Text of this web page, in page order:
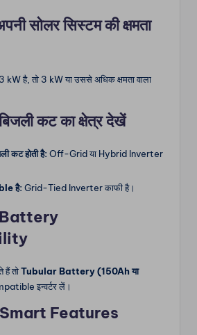
सोलर सिस्टम की क्षमता
है, तो 3 kW या उससे अधिक क्षमता वाला
कट का क्षेत्र देखें
कट होती है:Off-Grid या Hybrid Inverter
है:Grid-Tied Inverter काफी है।
तोTubular Battery (150Ah या
इन्वर्टर लें।
Features